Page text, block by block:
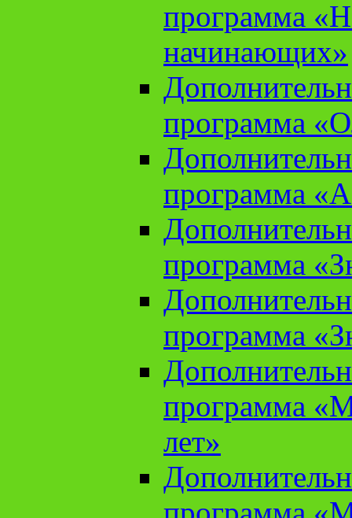
программа
начинающих»
программа
программа
программа
программа
программа
лет»